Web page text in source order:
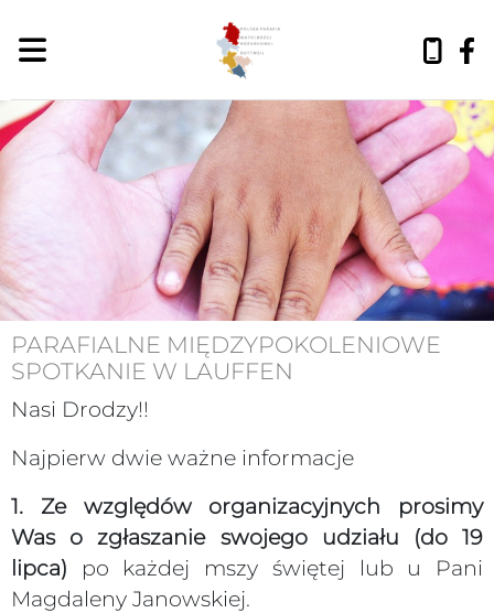
PARAFIALNE MIĘDZYPOKOLENIOWE
SPOTKANIE W LAUFFEN
Nasi Drodzy!!
Najpierw dwie ważne informacje
1. Ze względów organizacyjnych prosimy
Was o zgłaszanie swojego udziału (do 19
lipca) po każdej mszy świętej lub u Pani
Magdaleny Janowskiej.